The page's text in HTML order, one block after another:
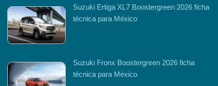
Suzuki Ertiga XL7 Boostergreen 2026 ficha
técnica para México
Suzuki Fronx Boostergreen 2026 ficha
técnica para México